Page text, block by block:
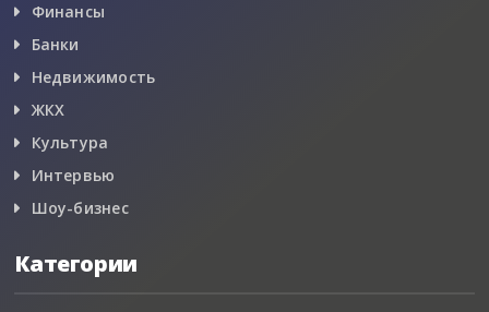
Финансы
Банки
Недвижимость
ЖКХ
Культура
Интервью
Шоу-бизнес
Категории